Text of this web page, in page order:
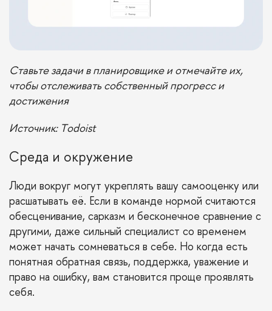
Ставьте задачи в планировщике и отмечайте их,
чтобы отслеживать собственный прогресс и
достижения
Источник: Todoist
Среда и окружение
Люди вокруг могут укреплять вашу самооценку или
расшатывать её. Если в команде нормой считаются
обесценивание, сарказм и бесконечное сравнение с
другими, даже сильный специалист со временем
может начать сомневаться в себе. Но когда есть
понятная обратная связь, поддержка, уважение и
право на ошибку, вам становится проще проявлять
себя.